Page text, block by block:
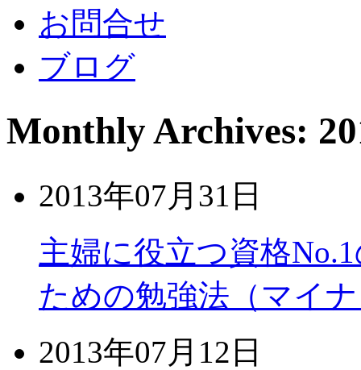
お問合せ
ブログ
Monthly Archives:
2013年07月31日
主婦に役立つ資格
ための勉強法（マイ
2013年07月12日